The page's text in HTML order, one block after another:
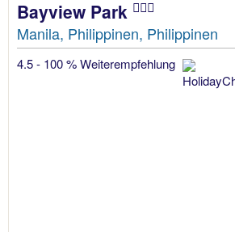
Bayview Park
Manila, Philippinen, Philippinen
4.5 - 100 % Weiterempfehlung